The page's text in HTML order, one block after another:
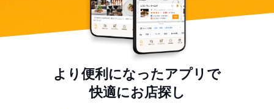
より便利になったアプリで
快適にお店探し